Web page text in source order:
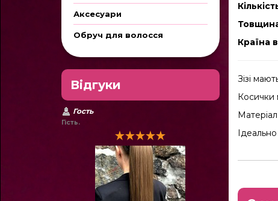
Аксесуари
Обруч для волосся
Відгуки
Гость
Гість.
Країна
Зізі
Косички